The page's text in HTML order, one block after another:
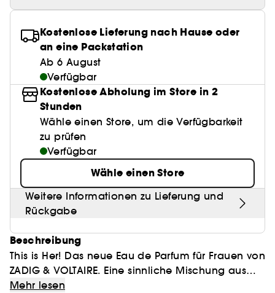
Paletten
Lashes
Eyeliner
Nagelknipser
Mattierendes Papier
Alles anzeigen
Make it last
Skincare meets Makeup
Make-up Routine
Make-up Must-haves
Find your favourite finish
Instant Lip Love
Rötungen
Pigmentflecken
Poren
Alles anzeigen
Skincare meets Makeup
Skin Longevity
Self-Care Moment
Hol dir den Glow!
Hautpflege unter 30 €
Clinical Skincare
Holziger Duft
Würziger Duft
Parfums unter 50 €
Duft Layering
Parfum-Highlights
Duft Neuheiten
Düfte der Saison
Feuchtigkeit
Sonnenschutz
Glanz & Glättung
Gefärbtes Haar
High-Performance Haarpflege
Hair Styling
Hair back to School
Kopfhautpflege
Haarpflege unter 25€
Haarpflege Beststeller
Clean Parfum
Clean Haarpflege
Make-up
Hautpflege
Best Skin Ever Shade Finder
Kostenlose Lieferung nach Hause oder
an eine Packstation
Ab 6 August
Verfügbar
Kostenlose Abholung im Store in 2
Stunden
Wähle einen Store, um die Verfügbarkeit
zu prüfen
Verfügbar
Wähle einen Store
Weitere Informationen zu Lieferung und
Rückgabe
Beschreibung
This is Her! Das neue Eau de Parfum für Frauen von
ZADIG & VOLTAIRE. Eine sinnliche Mischung aus
Vanille und Kastanie, kombiniert mit einer
Mehr lesen